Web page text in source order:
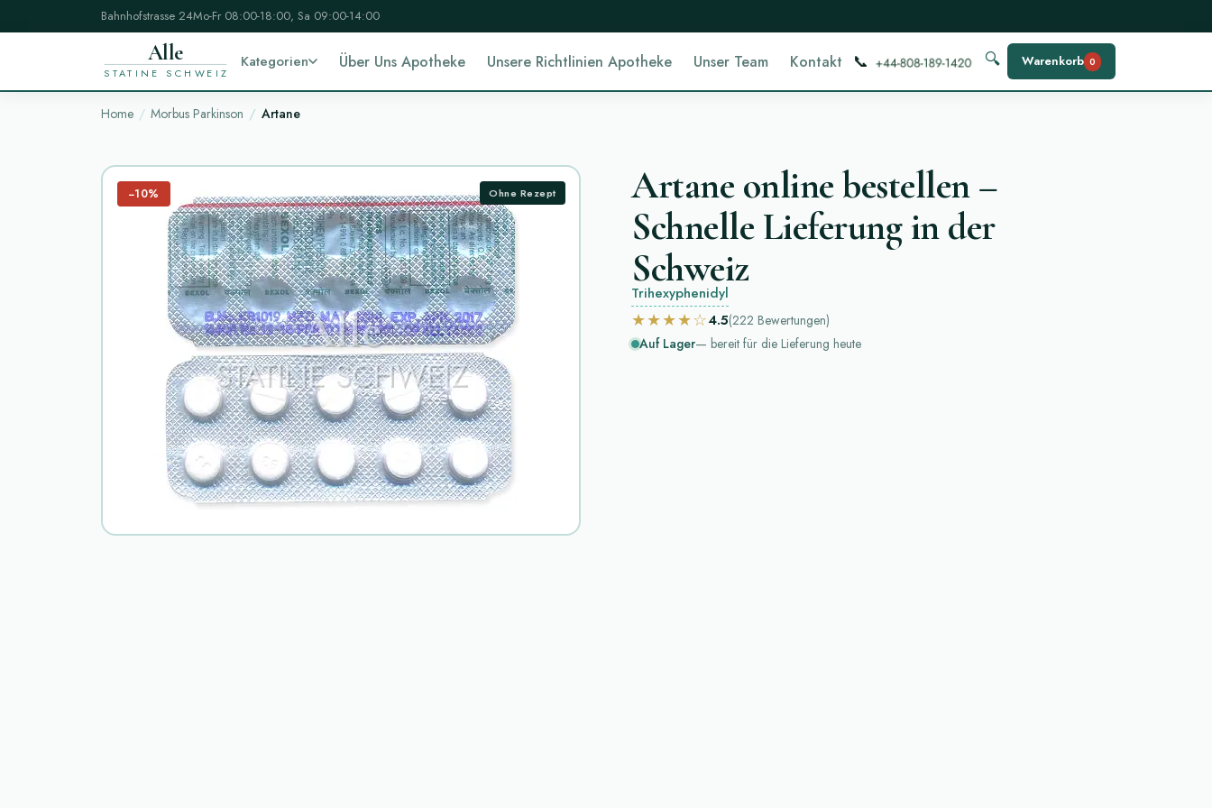
Bahnhofstrasse 24Mo-Fr 08:00-18:00, Sa 09:00-14:00
Alle
STATINE SCHWEIZ
Kategorien Über Uns Apotheke Unsere Richtlinien Apotheke Unser Team Kontakt 📞 🔍 Warenkorb 0
Home Morbus Parkinson Artane
−10% Ohne Rezept
Artane online bestellen –
Schnelle Lieferung in der
Schweiz
Trihexyphenidyl
★★★★☆4.5(222 Bewertungen)
Auf Lager— bereit für die Lieferung heute